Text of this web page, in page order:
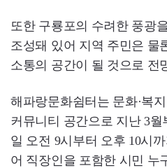
또한 구룡포의 수려한 풍광
조성돼 있어 지역 주민은 물
소통의 공간이 될 것으로 전
해파랑문화쉼터는 문화·복
커뮤니티 공간으로 지난 3
일 오전 9시부터 오후 10시
어 직장인을 포함한 시민 누